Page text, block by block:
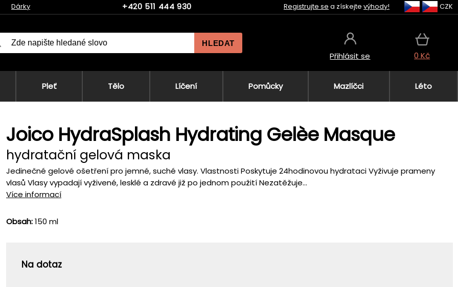
Dárky +420 511 444 930 Registrujte se a získejte výhody! CZK
HLEDAT
Přihlásit se 0 Kč
Pleť Tělo Líčení Pomůcky Mazlíčci Léto
Joico HydraSplash Hydrating Gelèe Masque
hydratační gelová maska
Jedinečné gelové ošetření pro jemné, suché vlasy. Vlastnosti Poskytuje 24hodinovou hydrataci Vyživuje prameny
vlasů Vlasy vypadají vyživené, lesklé a zdravé již po jednom použití Nezatěžuje...
Více informací
Obsah:150 ml
Na dotaz